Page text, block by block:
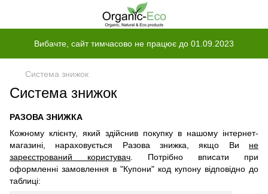
Вибачте, сайт тимчасово не працює до 01.09.2023
Система знижок
Система знижок
РАЗОВА ЗНИЖКА
Кожному клієнту, який здійснив покупку в нашому інтернет-
магазині, нараховується Разова знижка, якщо Ви не
зареєстрований користувач . Потрібно вписати при
оформленні замовлення в "Купони" код купону відповідно до
таблиці: